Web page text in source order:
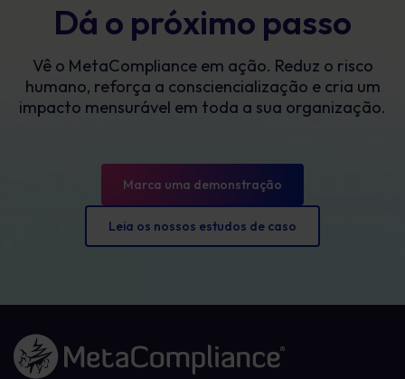
Dá o próximo passo
Vê o MetaCompliance em ação. Reduz o risco
humano, reforça a consciencialização e cria um
impacto mensurável em toda a sua organização.
Marca uma demonstração
Leia os nossos estudos de caso
Ligação à página inicial